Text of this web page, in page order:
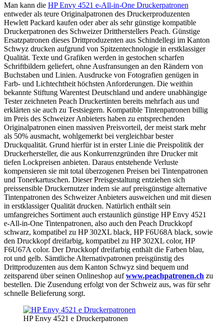
Man kann die HP Envy 4521 e-All-in-One Druckerpatronen
entweder als teure Originalpatronen des Druckerproduzenten
Hewlett Packard kaufen oder aber als sehr günstige kompatible
Druckerpatronen des Schweizer Drittherstellers Peach. Günstige
Ersatzpatronen dieses Drittproduzenten aus Schindellegi im Kanton
Schwyz drucken aufgrund von Spitzentechnologie in erstklassiger
Qualität. Texte und Grafiken werden in gestochen scharfen
Schriftbildern geliefert, ohne Ausfransungen an den Rändern von
Buchstaben und Linien. Ausdrucke von Fotografien genügen in
Farb- und Lichtechtheit höchsten Anforderungen. Die weithin
bekannte Stiftung Warentest Deutschland und andere unabhängige
Tester zeichneten Peach Druckertinten bereits mehrfach aus und
erklärten sie auch zu Testsiegern. Kompatible Tintenpatronen billig
im Preis des Schweizer Anbieters haben zu entsprechenden
Originalpatronen einen massiven Preisvorteil, der meist stark mehr
als 50% ausmacht, wohlgemerkt bei vergleichbar bester
Druckqualität. Grund hierfür ist in erster Linie die Preispolitik der
Druckerhersteller, die aus Konkurrenzgründen ihre Drucker mit
tiefen Lockpreisen anbieten. Daraus entstehende Verluste
kompensieren sie mit total überzogenen Preisen bei Tintenpatronen
und Tonerkartuschen. Dieser Preisgestaltung entziehen sich
preissensible Druckernutzer indem sie auf preisgünstige alternative
Tintenpatronen des Schweizer Anbieters ausweichen und mit diesen
in erstklassiger Qualität drucken. Natürlich enthält sein
umfangreiches Sortiment auch erstaunlich günstige HP Envy 4521
e-All-in-One Tintenpatronen, also auch den Peach Druckkopf
schwarz, kompatibel zu HP 302XL black, HP F6U68A black, sowie
den Druckkopf dreifarbig, kompatibel zu HP 302XL color, HP
F6U67A color. Der Druckkopf dreifarbig enthält die Farben blau,
rot und gelb. Sämtliche Alternativpatronen preisgünstig des
Drittproduzenten aus dem Kanton Schwyz sind bequem und
zeitsparend über seinen Onlineshop aufwww.peachpatronen.ch zu
bestellen. Die Zusendung erfolgt von der Schweiz aus, was für sehr
schnelle Belieferung sorgt.
HP Envy 4521 e Druckerpatronen